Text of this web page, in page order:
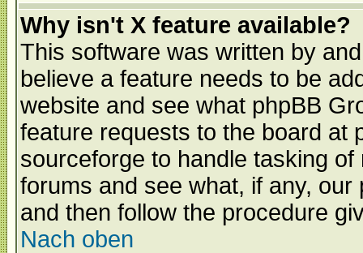
Why isn't X feature available?
This software was written by
believe a feature needs to be
website and see what phpBB
feature requests to the board at
sourceforge to handle tasking
forums and see what, if any,
and then follow the procedure
Nach oben